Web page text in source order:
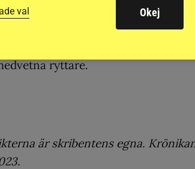
upp en fejkad hästvälfärd
ryttare.
är skribentens egna.
val Okej